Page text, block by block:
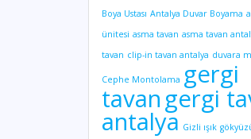
Boya Ustası Antalya Duvar Boyama
ünitesi asma tavan asma tavan
tavan clip-in tavan antalya duvara
Cephe Montolama gergi
tavangergi
antalya Gizli ışık